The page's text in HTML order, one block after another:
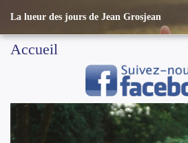
La lueur des jours de Jean Grosjean
Accueil